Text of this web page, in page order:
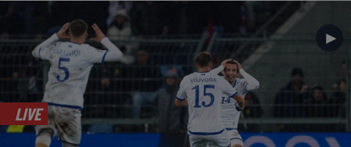
►
LIVE